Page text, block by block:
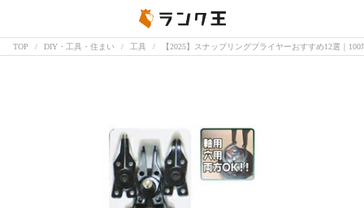
TOP DIY・工具・住まい 工具 【2025】スナップリングプライヤーおすすめ12選｜